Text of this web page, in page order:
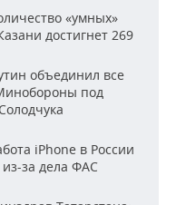
«умных»
достигнет 269
объединил все
под
iPhone в России
из-за дела ФАС